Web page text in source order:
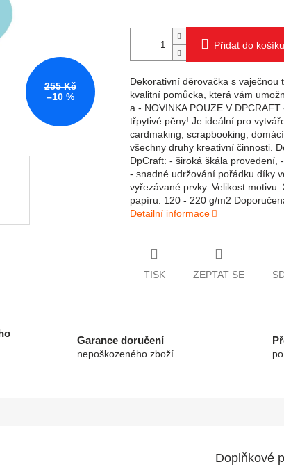
255 Kč
–10 %
Přidat do košíku
Dekorativní děrovačka s vaječnou
kvalitní pomůcka, která vám
a - NOVINKA POUZE V
třpytivé pěny! Je ideální pro
cardmaking, scrapbooking,
všechny druhy kreativní činnosti.
DpCraft: - široká škála provedení,
- snadné udržování pořádku díky
vyřezávané prvky. Velikost
papíru: 120 - 220 g/m2
Detailní informace
TISK ZEPTAT SE
Garance doručení
nepoškozeného zboží
Doplňkové